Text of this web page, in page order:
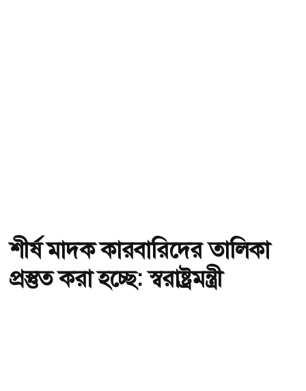
শীর্ষ মাদক কারবারিদের তালিকা
প্রস্তুত করা হচ্ছে: স্বরাষ্ট্রমন্ত্রী